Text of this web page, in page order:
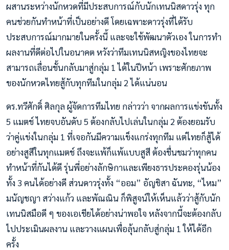
ผสานระหว่างนักหวดที่มีประสบการณ์กับนักเทนนิสดาวรุ่ง ทุก
คนช่วยกันทำหน้าที่เป็นอย่างดี โดยเฉพาะดาวรุ่งที่ได้รับ
ประสบการณ์มากมายในครั้งนี้ และจะใช้พัฒนาตัวเอง ในการทำ
ผลงานที่ดีต่อไปในอนาคต หวังว่าทีมเทนนิสหญิงของไทยจะ
สามารถเลื่อนชั้นกลับมาสู่กลุ่ม 1 ได้ในปีหน้า เพราะศักยภาพ
ของนักหวดไทยสู้กับทุกทีมในกลุ่ม 2 ได้แน่นอน
ดร.ทวีศักดิ์ ศิลกุล ผู้จัดการทีมไทย กล่าวว่า จากผลการแข่งขันทั้ง
5 แมตช์ ไทยจบอันดับ 5 ต้องกลับไปเล่นในกลุ่ม 2 ต้องยอมรับ
ว่าคู่แข่งในกลุ่ม 1 ที่เจอกันมีความแข็งแกร่งทุกทีม แต่ไทยก็สู้ได้
อย่างสูสีในทุกแมตช์ ถึงจะแพ้ก็แพ้แบบสูสี ต้องชื่นชมว่าทุกคน
ทำหน้าที่กันได้ดี รุ่นพี่อย่างลักษิกาและเพียงธารประคองรุ่นน้อง
ทั้ง 3 คนได้อย่างดี ส่วนดาวรุ่งทั้ง “ออม” อัญชิสา ฉันทะ, “ไหม”
มนัญชญา สว่างแก้ว และพัณณิน ก็พิสูจน์ให้เห็นแล้วว่าสู้กับนัก
เทนนิสมือดี ๆ ของเอเชียได้อย่างน่าพอใจ หลังจากนี้จะต้องกลับ
ไปประเมินผลงาน และวางแผนเพื่อลุ้นกลับสู่กลุ่ม 1 ให้ได้อีก
ครั้ง